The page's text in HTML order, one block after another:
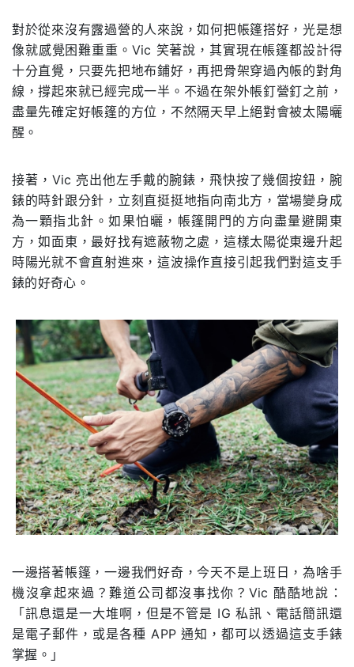
對於從來沒有露過營的人來說，如何把帳篷搭好，光是想
像就感覺困難重重。Vic 笑著說，其實現在帳篷都設計得
十分直覺，只要先把地布鋪好，再把骨架穿過內帳的對角
線，撐起來就已經完成一半。不過在架外帳釘營釘之前，
盡量先確定好帳篷的方位，不然隔天早上絕對會被太陽曬
醒。
接著，Vic 亮出他左手戴的腕錶，飛快按了幾個按鈕，腕
錶的時針跟分針，立刻直挺挺地指向南北方，當場變身成
為一顆指北針。如果怕曬，帳篷開門的方向盡量避開東
方，如面東，最好找有遮蔽物之處，這樣太陽從東邊升起
時陽光就不會直射進來，這波操作直接引起我們對這支手
錶的好奇心。
一邊搭著帳篷，一邊我們好奇，今天不是上班日，為啥手
機沒拿起來過？難道公司都沒事找你？Vic 酷酷地說：
「訊息還是一大堆啊，但是不管是 IG 私訊、電話簡訊還
是電子郵件，或是各種 APP 通知，都可以透過這支手錶
掌握。」